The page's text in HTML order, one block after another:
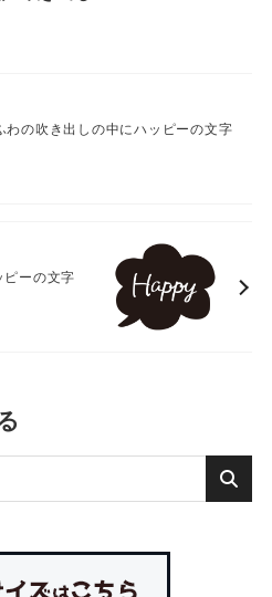
わの吹き出しの中にハッピーの文字
ーの文字